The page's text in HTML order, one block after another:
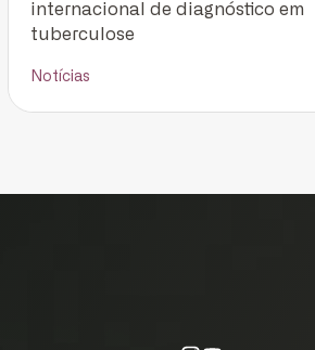
internacional de diagnóstico em
tuberculose
Notícias